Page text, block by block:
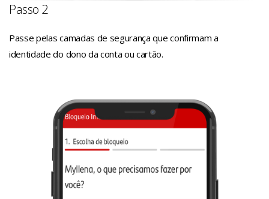
Passo 2
Passe pelas camadas de segurança que confirmam a
identidade do dono da conta ou cartão.